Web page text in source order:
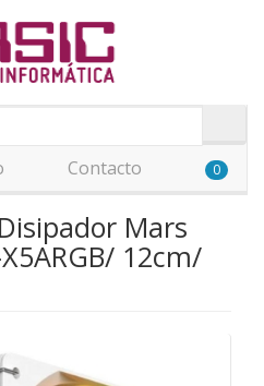
Contacto 0
Mars
12cm/